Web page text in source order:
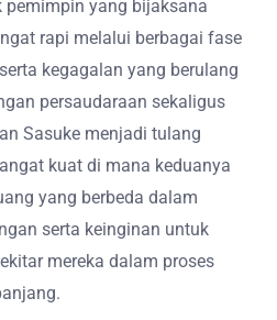
yang bijaksana
rapi melalui berbagai fase
kegagalan yang berulang
persaudaraan sekaligus
Sasuke menjadi tulang
kuat di mana keduanya
yang berbeda dalam
serta keinginan untuk
mereka dalam proses